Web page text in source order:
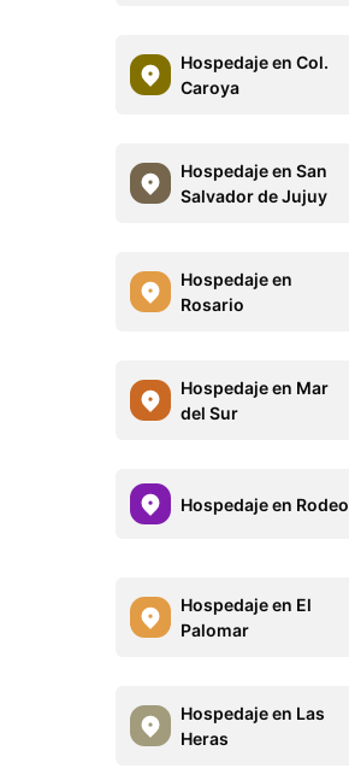
Hospedaje en Col.
Caroya
Hospedaje en San
Salvador de Jujuy
Hospedaje en
Rosario
Hospedaje en Mar
del Sur
Hospedaje en Rodeo
Hospedaje en El
Palomar
Hospedaje en Las
Heras